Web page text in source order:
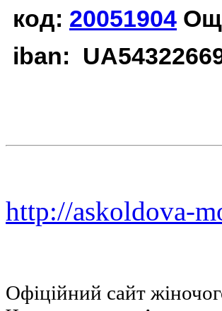
код: 20051904
iban:
http://askoldova-
Офіційний сайт